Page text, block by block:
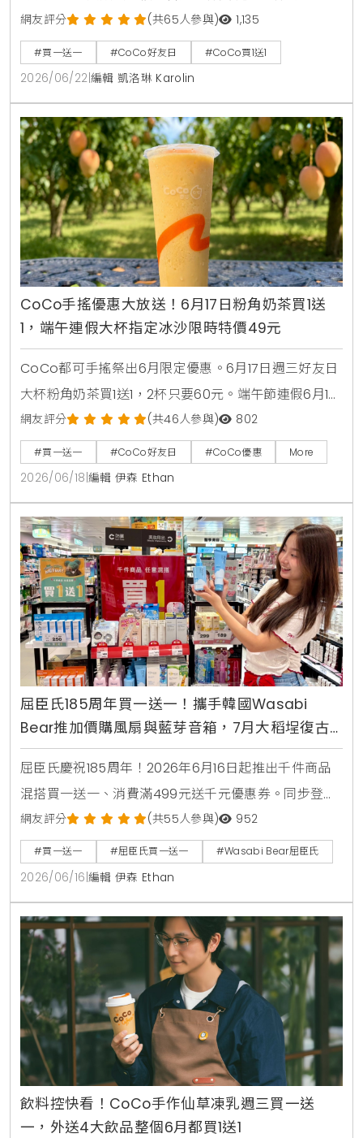
元。消費者透過官方LINE帳號領取優惠券，即可在線上
點餐平台享有第二杯0元優惠，每人限領2張。
網友評分 (共65人參與) 1,135
#買一送一 #CoCo好友日 #CoCo買1送1
2026/06/22 編輯 凱洛琳 Karolin
CoCo手搖優惠大放送！6月17日粉角奶茶買1送
1，端午連假大杯指定冰沙限時特價49元
CoCo都可手搖祭出6月限定優惠。6月17日週三好友日
大杯粉角奶茶買1送1，2杯只要60元。端午節連假6月19
日至6月21日加碼消暑活動，大杯芒果冰沙、雪沙椰椰
咖啡、雪沙椰椰冬瓜3款指定特調冰沙限時特價49元。
網友評分 (共46人參與) 802
#買一送一 #CoCo好友日 #CoCo優惠 More
2026/06/18 編輯 伊森 Ethan
屈臣氏185周年買一送一！攜手韓國Wasabi
Bear推加價購風扇與藍芽音箱，7月大稻埕復古
快閃店盛大開幕
屈臣氏慶祝185周年！2026年6月16日起推出千件商品
混搭買一送一、消費滿499元送千元優惠券。同步登場
的還有韓國Wasabi Bear第二彈聯名加價購，包含小提
袋、製冷風扇與藍芽音箱，消費滿1850元再送獨家185
周年紀念熊。7月9日更將於台北大稻埕開設復古主題快
閃店，重現經典時代場景。
網友評分 (共55人參與) 952
#買一送一 #屈臣氏買一送一 #Wasabi Bear屈臣氏
2026/06/16 編輯 伊森 Ethan
飲料控快看！CoCo手作仙草凍乳週三買一送
一，外送4大飲品整個6月都買1送1